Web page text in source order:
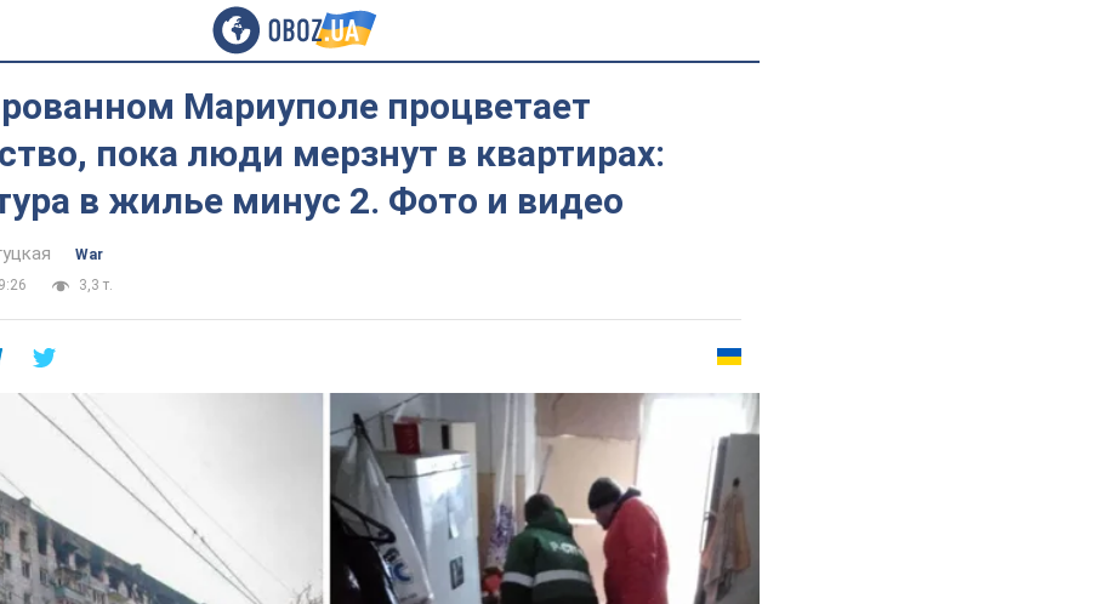
Мариуполе процветает
пока люди мерзнут в квартирах:
в жилье минус 2. Фото и видео
War
3,3 т.